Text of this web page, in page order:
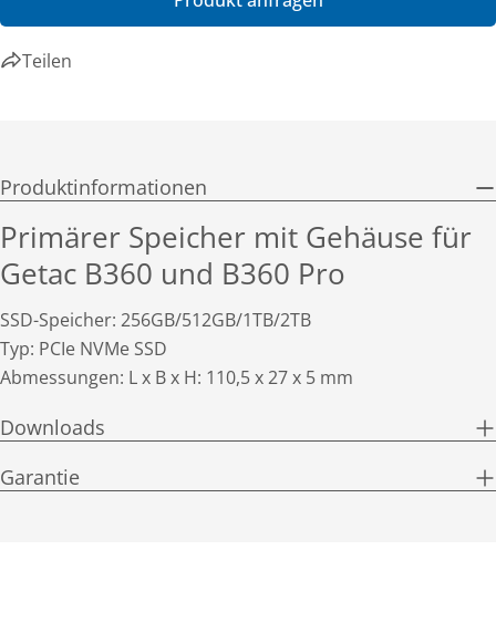
Teilen
Produktinformationen
Primärer Speicher mit Gehäuse für
Getac B360 und B360 Pro
SSD-Speicher: 256GB/512GB/1TB/2TB
Typ: PCIe NVMe SSD
Abmessungen: L x B x H: 110,5 x 27 x 5 mm
Downloads
Garantie